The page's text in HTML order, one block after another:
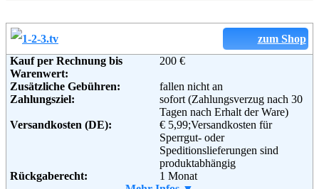
Weitere Zahlungsmethoden:
Adresse:
VALMANO
Stainless Ecommerce GmbH
Paul-Lincke-Ufer 39-40
10999 Berlin
+49 (0) 30 36 42 80 0 22
service@valmano.de
zum Shop
Kauf per Rechnung bis
Warenwert:
200 €
Zusätzliche Gebühren:
fallen nicht an
Zahlungsziel:
sofort (Zahlungsverzug nach 30
Tagen nach Erhalt der Ware)
Versandkosten (DE):
€ 5,99;Versandkosten für
Sperrgut- oder
Speditionslieferungen sind
produktabhängig
Rückgaberecht:
1 Monat